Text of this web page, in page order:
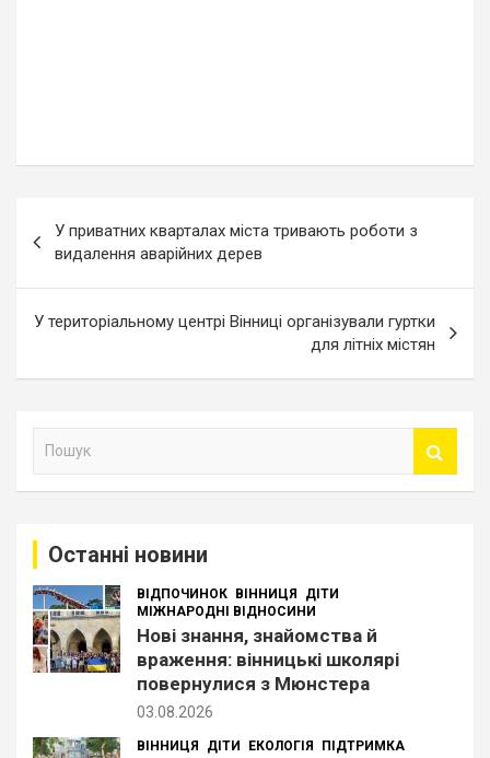
записів
У приватних кварталах міста тривають роботи з
видалення аварійних дерев
У територіальному центрі Вінниці організували гуртки
для літніх містян
Останні новини
ВІДПОЧИНОК ВІННИЦЯ
ДІТИ
МІЖНАРОДНІ ВІДНОСИНИ
Нові знання, знайомства й
враження: вінницькі школярі
повернулися з Мюнстера
03.08.2026
ВІННИЦЯ ДІТИ ЕКОЛОГІЯ ПІДТРИМКА